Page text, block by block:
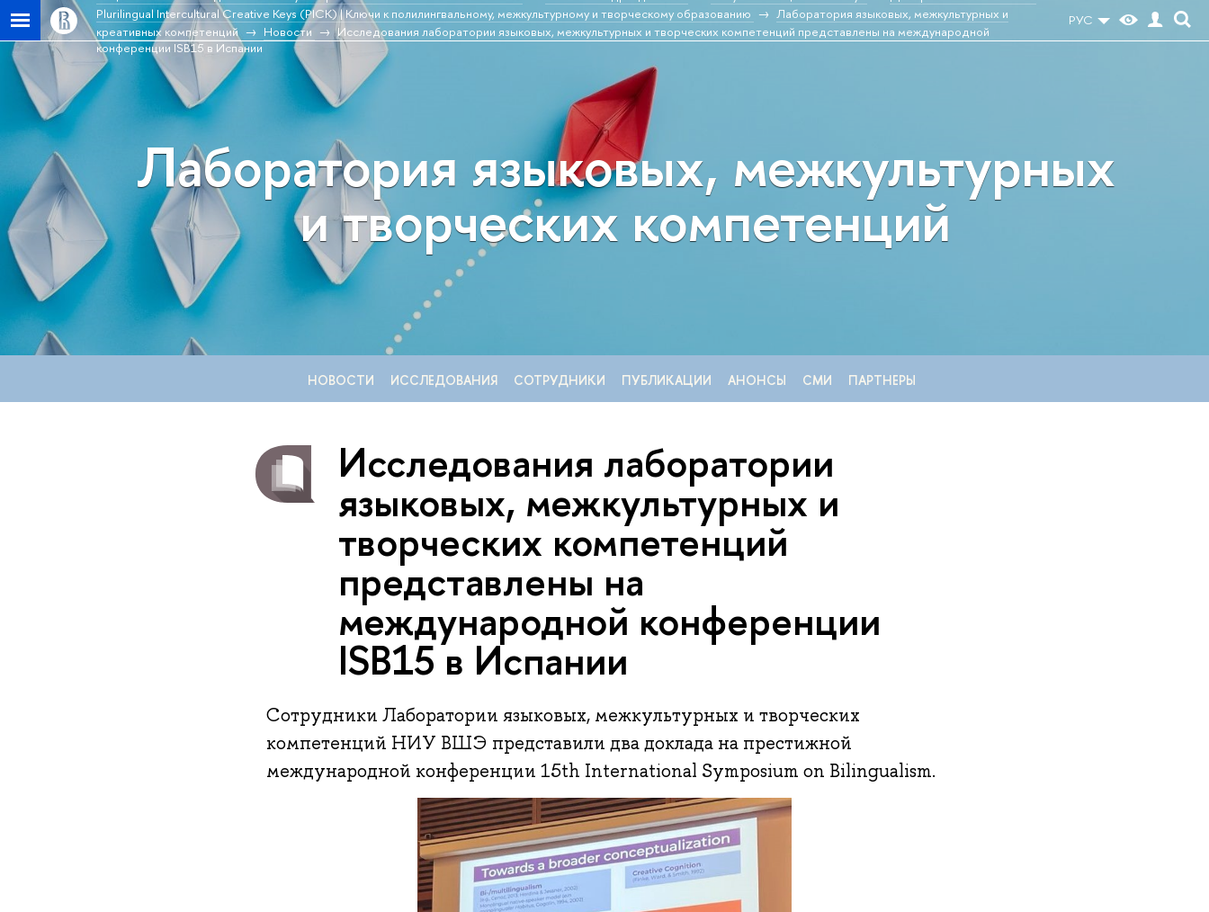
РУС
Plurilingual Intercultural Creative Keys (PICK) | Ключи к полилингвальному, межкультурному и творческому образованию
Лаборатория языковых, межкультурных и
креативных компетенций
Новости
Исследования лаборатории языковых, межкультурных и творческих компетенций представлены на международной
конференции ISB15 в Испании
Лаборатория языковых, межкультурных
и творческих компетенций
НОВОСТИ ИССЛЕДОВАНИЯ СОТРУДНИКИ ПУБЛИКАЦИИ АНОНСЫ СМИ ПАРТНЕРЫ
Исследования лаборатории
языковых, межкультурных и
творческих компетенций
представлены на
международной конференции
ISB15 в Испании
Сотрудники Лаборатории языковых, межкультурных и творческих
компетенций НИУ ВШЭ представили два доклада на престижной
международной конференции 15th International Symposium on Bilingualism.